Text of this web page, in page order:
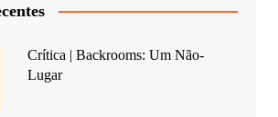
Crítica | Backrooms: Um Não-
Lugar